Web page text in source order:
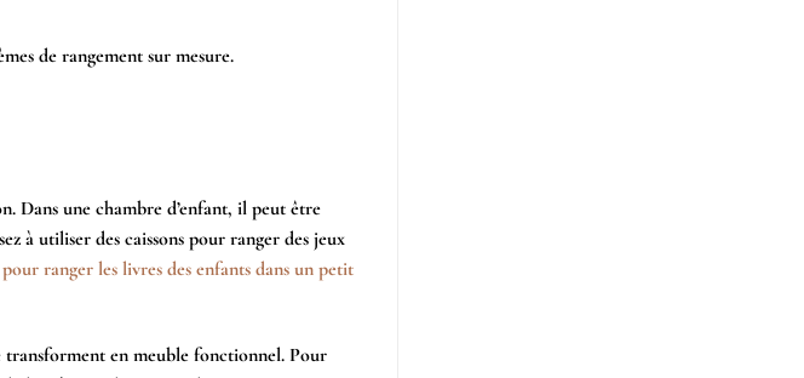
de rangement sur mesure.
Dans une chambre d’enfant, il peut être
à utiliser des caissons pour ranger des jeux
pour ranger les livres des enfants dans un petit
transforment en meuble fonctionnel. Pour